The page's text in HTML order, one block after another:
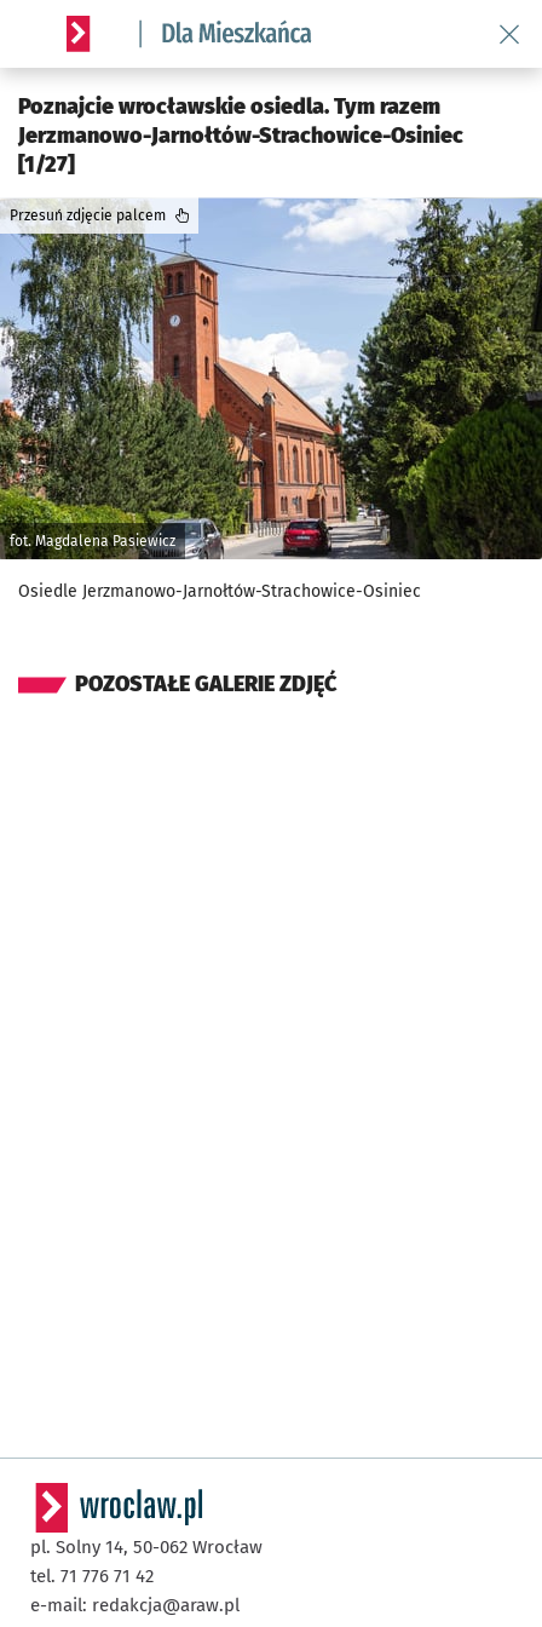
Serwis informacyjny wroclaw.pl podserwis: Dla mieszkańca
Poznajcie wrocławskie osiedla. Tym razem
Jerzmanowo-Jarnołtów-Strachowice-Osiniec
[1/27]
fot. Magdalena Pasiewicz
Przesuń zdjęcie palcem
Osiedle Jerzmanowo-Jarnołtów-Strachowice-Osiniec
POZOSTAŁE GALERIE ZDJĘĆ
pl. Solny 14, 50-062 Wrocław
tel. 71 776 71 42
e-mail: redakcja@araw.pl